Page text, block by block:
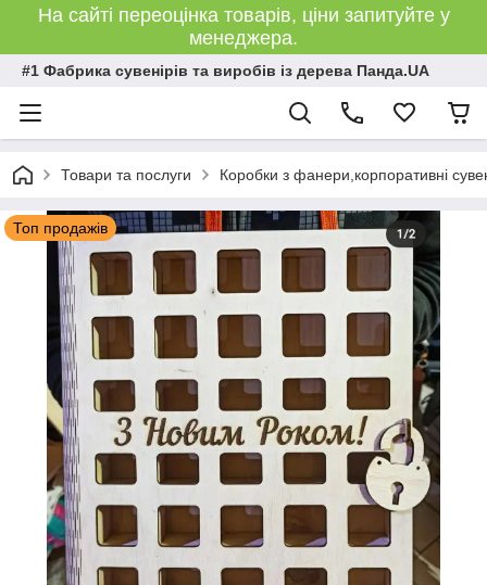
На сайті переоцінка товарів, ціни запитуйте у
менеджера.
#1 Фабрика сувенірів та виробів із дерева Панда.UA
Товари та послуги Коробки з фанери,корпоративні
Топ продажів